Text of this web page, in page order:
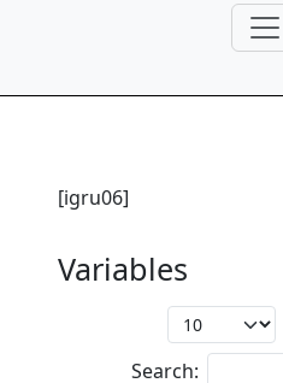
[igru06]
Variables
Search: